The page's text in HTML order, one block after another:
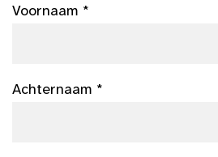
Voornaam *
Achternaam *